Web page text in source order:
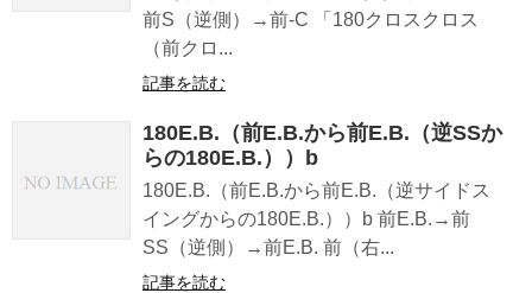
前S（逆側）→前-C 「180クロスクロス
（前クロ...
記事を読む
180E.B.（前E.B.から前E.B.（逆SSか
らの180E.B.））b
180E.B.（前E.B.から前E.B.（逆サイドス
イングからの180E.B.））b 前E.B.→前
SS（逆側）→前E.B. 前（右...
記事を読む